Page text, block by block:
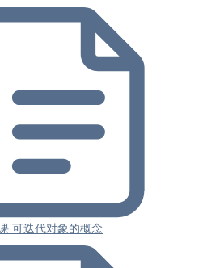
可迭代对象的概念